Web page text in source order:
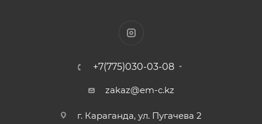
+7(775)030-03-08
zakaz@em-c.kz
г. Караганда, ул. Пугачева 2